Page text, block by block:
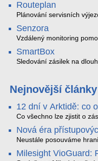
Routeplan
Plánování servisních
Senzora
Vzdálený monitoring
SmartBox
Sledování zásilek na
Nejnovější články
12 dní v Arktidě: co
data ze
Co všechno lze zjistit o
projede Arktidou?
Tromsø přes Lofoty,
Nordkapp. Bez jediného
otřesy i náklon.
Nová éra
Signo
Neustále posouváme
v oblasti kontroly přístupu
Milesight VioGuard: